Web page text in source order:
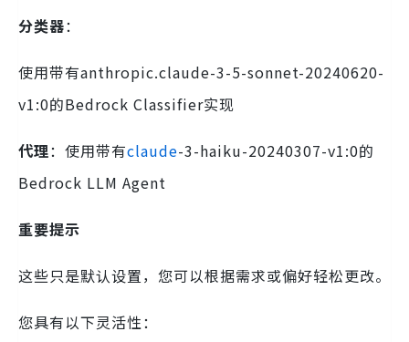
分类器：
使用带有anthropic.claude-3-5-sonnet-20240620-
v1:0的Bedrock Classifier实现
代理：使用带有claude-3-haiku-20240307-v1:0的
Bedrock LLM Agent
重要提示
这些只是默认设置，您可以根据需求或偏好轻松更改。
您具有以下灵活性：